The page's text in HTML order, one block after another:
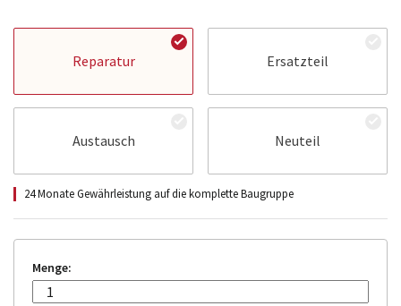
Reparatur Ersatzteil
Austausch Neuteil
24 Monate Gewährleistung auf die komplette Baugruppe
Menge: